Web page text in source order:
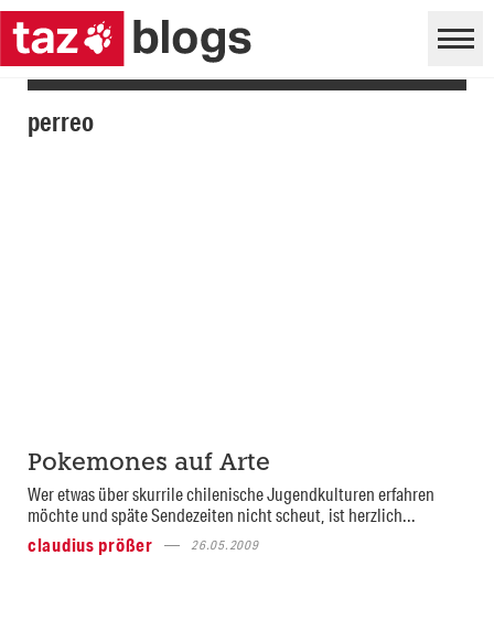
perreo
Pokemones auf Arte
Wer etwas über skurrile chilenische Jugendkulturen erfahren
möchte und späte Sendezeiten nicht scheut, ist herzlich...
claudius prößer
26.05.2009